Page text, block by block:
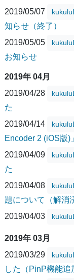
2019/05/07
知らせ（終了）
2019/05/05
お知らせ
2019年 04月
2019/04/28
た
2019/04/14
Encoder 2 (iOS版
2019/04/09
た
2019/04/08
題について（解消
2019/04/03
2019年 03月
2019/03/29
した（PinP機能追